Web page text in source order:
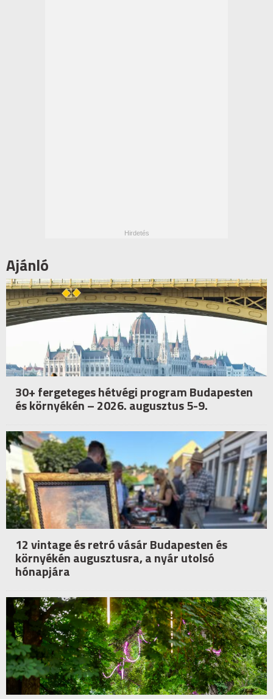
Ajánló
30+ fergeteges hétvégi program Budapesten
és környékén – 2026. augusztus 5-9.
12 vintage és retró vásár Budapesten és
környékén augusztusra, a nyár utolsó
hónapjára